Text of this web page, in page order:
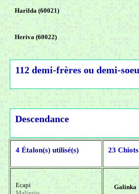
Harilda (60021)
Heriva (60022)
112 demi-frères ou demi-
Descendance
4 Étalon(s) utilisé(s) 23
Ecapi
Galinka